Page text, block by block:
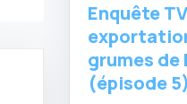
Enquête
grumes de
(épisode 5)